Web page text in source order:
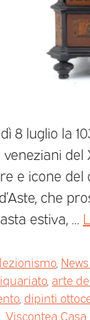
8 luglio la
del
e icone del
che
estiva, …
,
, arte
, dipinti
Viscontea Casa